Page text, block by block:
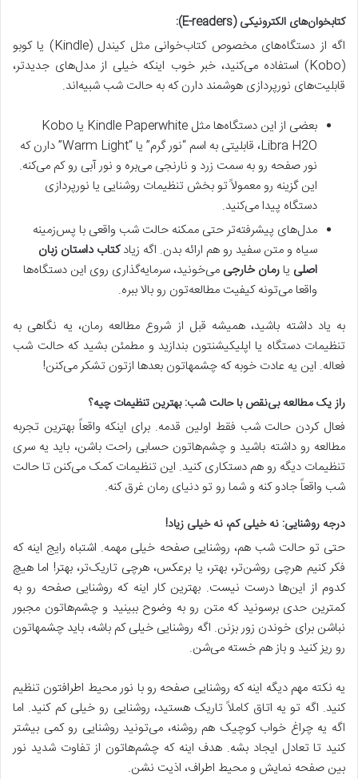
کتابخوان‌های الکترونیکی (E-readers):
اگه از دستگاه‌های مخصوص کتاب‌خوانی مثل کیندل (Kindle) یا کوبو
(Kobo) استفاده می‌کنید، خبر خوب اینکه خیلی از مدل‌های جدیدتر،
قابلیت‌های نورپردازی هوشمند دارن که به حالت شب شبیه‌اند.
بعضی از این دستگاه‌ها مثل Kindle Paperwhite یا Kobo
Libra H2O، قابلیتی به اسم “نور گرم” یا “Warm Light” دارن که
نور صفحه رو به سمت زرد و نارنجی می‌بره و نور آبی رو کم می‌کنه.
این گزینه رو معمولاً تو بخش تنظیمات روشنایی یا نورپردازی
دستگاه پیدا می‌کنید.
مدل‌های پیشرفته‌تر حتی ممکنه حالت شب واقعی با پس‌زمینه
سیاه و متن سفید رو هم ارائه بدن. اگه زیادکتاب داستان زبان
اصلی یارمان خارجی می‌خونید، سرمایه‌گذاری روی این دستگاه‌ها
واقعا می‌تونه کیفیت مطالعه‌تون رو بالا ببره.
به یاد داشته باشید، همیشه قبل از شروع مطالعه رمان، یه نگاهی به
تنظیمات دستگاه یا اپلیکیشنتون بندازید و مطمئن بشید که حالت شب
فعاله. این یه عادت خوبه که چشمهاتون بعدها ازتون تشکر می‌کنن!
راز یک مطالعه بی‌نقص با حالت شب: بهترین تنظیمات چیه؟
فعال کردن حالت شب فقط اولین قدمه. برای اینکه واقعاً بهترین تجربه
مطالعه رو داشته باشید و چشم‌هاتون حسابی راحت باشن، باید یه سری
تنظیمات دیگه رو هم دستکاری کنید. این تنظیمات کمک می‌کنن تا حالت
شب واقعاً جادو کنه و شما رو تو دنیای رمان غرق کنه.
درجه روشنایی: نه خیلی کم، نه خیلی زیاد!
حتی تو حالت شب هم، روشنایی صفحه خیلی مهمه. اشتباه رایج اینه که
فکر کنیم هرچی روشن‌تر، بهتر، یا برعکس، هرچی تاریک‌تر، بهتر! اما هیچ
کدوم از این‌ها درست نیست. بهترین کار اینه که روشنایی صفحه رو به
کمترین حدی برسونید که متن رو به وضوح ببینید و چشم‌هاتون مجبور
نباشن برای خوندن زور بزنن. اگه روشنایی خیلی کم باشه، باید چشمهاتون
رو ریز کنید و باز هم خسته می‌شن.
یه نکته مهم دیگه اینه که روشنایی صفحه رو با نور محیط اطرافتون تنظیم
کنید. اگه تو یه اتاق کاملاً تاریک هستید، روشنایی رو خیلی کم کنید. اما
اگه یه چراغ خواب کوچیک هم روشنه، می‌تونید روشنایی رو کمی بیشتر
کنید تا تعادل ایجاد بشه. هدف اینه که چشم‌هاتون از تفاوت شدید نور
بین صفحه نمایش و محیط اطراف، اذیت نشن.